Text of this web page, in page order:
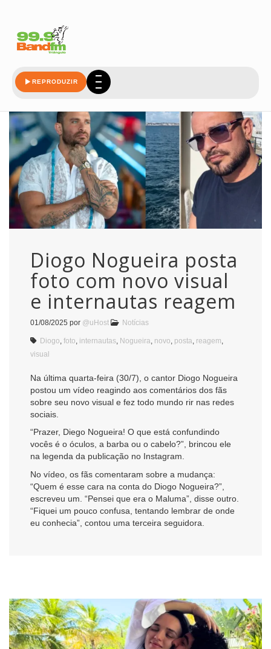
REPRODUZIR
Diogo Nogueira posta
foto com novo visual
e internautas reagem
01/08/2025 por @uHost Notícias
Diogo foto internautas Nogueira novo posta reagem
visual
Na última quarta-feira (30/7), o cantor Diogo Nogueira
postou um vídeo reagindo aos comentários dos fãs
sobre seu novo visual e fez todo mundo rir nas redes
sociais.
“Prazer, Diego Nogueira! O que está confundindo
vocês é o óculos, a barba ou o cabelo?”, brincou ele
na legenda da publicação no Instagram.
No vídeo, os fãs comentaram sobre a mudança:
“Quem é esse cara na conta do Diogo Nogueira?”,
escreveu um. “Pensei que era o Maluma”, disse outro.
“Fiquei um pouco confusa, tentando lembrar de onde
eu conhecia”, contou uma terceira seguidora.